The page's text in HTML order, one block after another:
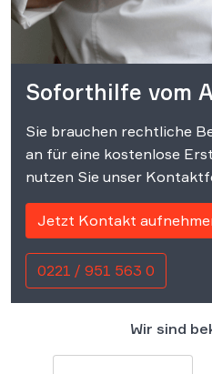
Soforthilfe vom
Sie brauchen rechtliche
an für eine kostenlose
nutzen Sie unser
Jetzt Kontakt
0221 / 951 563 0
Wir sind